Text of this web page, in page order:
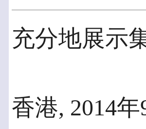
充分地展示
香港, 2014